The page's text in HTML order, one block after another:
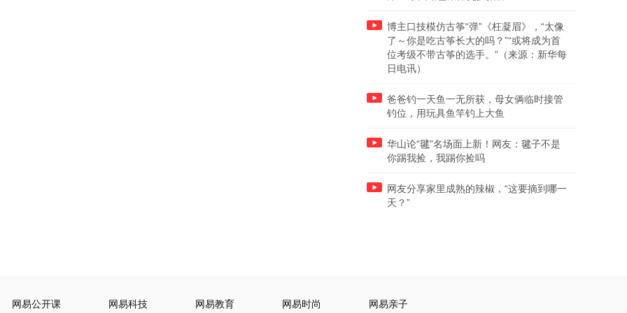
博主口技模仿古筝“弹”《枉凝眉》，“太像
了～你是吃古筝长大的吗？”“或将成为首
位考级不带古筝的选手。”（来源：新华每
日电讯）
爸爸钓一天鱼一无所获，母女俩临时接管
钓位，用玩具鱼竿钓上大鱼
华山论“毽”名场面上新！网友：毽子不是
你踢我捡，我踢你捡吗
网友分享家里成熟的辣椒，“这要摘到哪一
天？”
网易公开课 网易科技 网易教育 网易时尚 网易亲子